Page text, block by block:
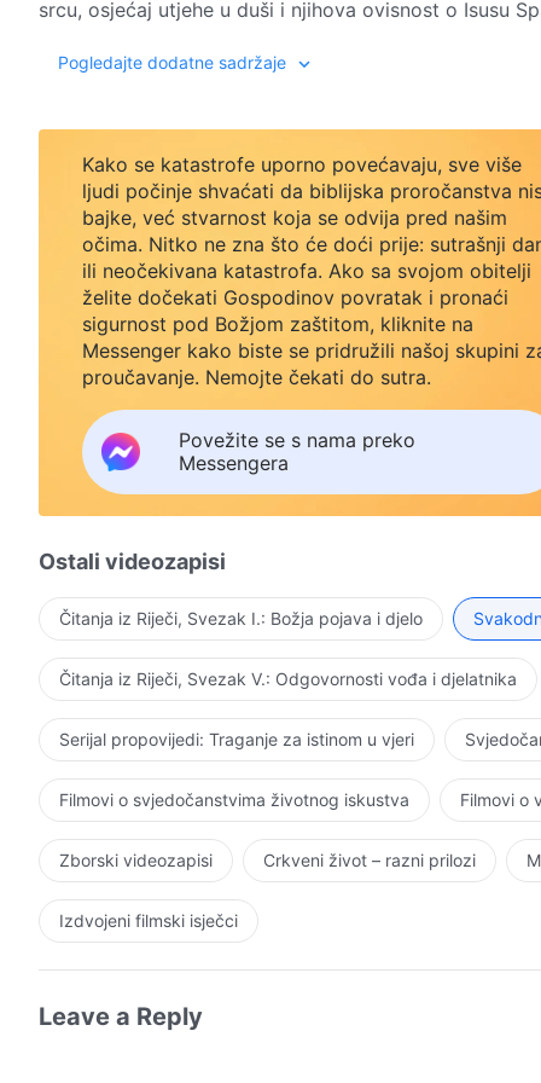
srcu, osjećaj utjehe u duši i njihova ovisnost o Isusu
ljudskog roda bilo potrebno obilje milosti,
bila je samo Moja žrtva za otkupljenje ljudskih
trpeljiv, a sve što su vidjeli bila je Isusova milost i
milosti. I tako, prije no što su mogli biti otkupljeni,
darivao kako bi od nje imali koristi. Tako su im,
Isusovoj trpeljivosti i strpljenju mogli su i dobiti
stekli pravo na oproste i na uživanje u obilju milosti
došao otkupiti pravednike, nego grešnike, da
što se utjelovio, poprimio narav koja osuđuje,
nikada ne bi imao priliku za otkupljenje i zauvijek bi
upravljanja zaustavio bi se u Doba zakona, a Doba
postali bi još brojniji i teži, a stvaranje ljudskog roda
zakonu, ali bi njihovi grijesi nadmašili grijehe
mu grijehe i donoseći mu dovoljno milosti i dobrote,
da se nazove izgubljenom janjadi za čije je
mogao uplesti, jer se Isus prema svojim
žestio, već je prema njihovim grijesima bio trpeljiv,
mjere da je govorio: „Oprostite drugima sedamdeset
srca drugih i samo tako su ljudi kroz Njegovu
Pogledajte dodatne sadržaje
Kako se katastrofe uporno povećavaju, sve više
ljudi počinje shvaćati da biblijska proročanstva
bajke, već stvarnost koja se odvija pred našim
očima. Nitko ne zna što će doći prije: sutrašnji
ili neočekivana katastrofa. Ako sa svojom obitelji
želite dočekati Gospodinov povratak i pronaći
sigurnost pod Božjom zaštitom, kliknite na
Messenger kako biste se pridružili našoj skupini
proučavanje. Nemojte čekati do sutra.
Povežite se s nama preko
Messengera
Ostali videozapisi
Čitanja iz Riječi, Svezak I.: Božja pojava i djelo
Čitanja iz Riječi, Svezak V.: Odgovornosti vođa i djelatnika
Serijal propovijedi: Traganje za istinom u vjeri
Filmovi o svjedočanstvima životnog iskustva Filmovi o
Zborski videozapisi Crkveni život – razni prilozi
Izdvojeni filmski isječci
Leave a Reply